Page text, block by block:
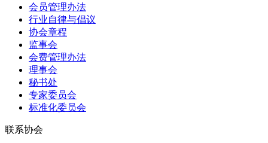
会员管理办法
行业自律与倡议
协会章程
监事会
会费管理办法
理事会
秘书处
专家委员会
标准化委员会
联系协会